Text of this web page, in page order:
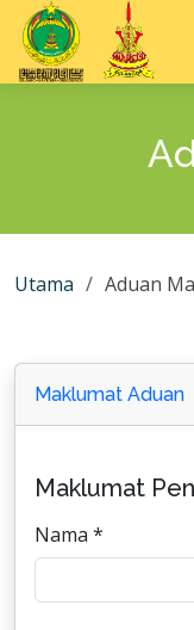
Utama Aduan
Maklumat Aduan
Maklumat
Nama *